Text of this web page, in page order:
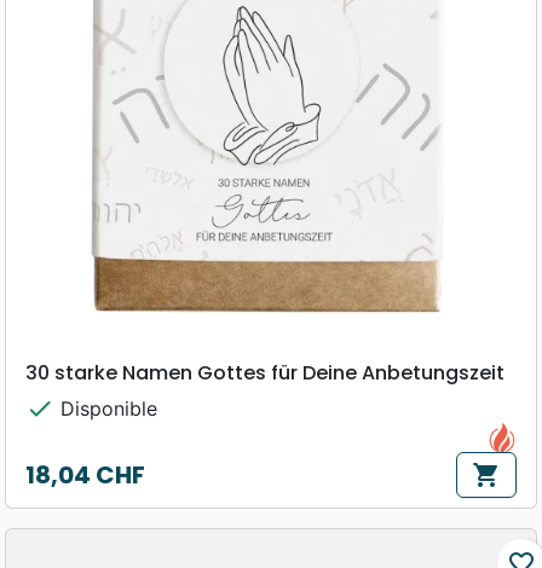
30 starke Namen Gottes für Deine Anbetungszeit
check Disponible
Prix
18,04 CHF shopping_cart